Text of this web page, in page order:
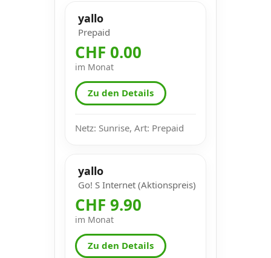
yallo
Prepaid
CHF 0.00
im Monat
Zu den Details
Netz: Sunrise, Art: Prepaid
yallo
Go! S Internet (Aktionspreis)
CHF 9.90
im Monat
Zu den Details